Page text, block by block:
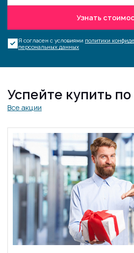
Узнать
Я согласен с условиями политики
персональных данных
Успейте купить
Все акции